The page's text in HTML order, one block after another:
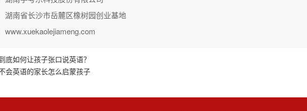
湖南省长沙市岳麓区橡树园创业基地
www.xuekaolejiameng.com
底如何让孩子张口说英语？
会英语的家长怎么启蒙孩子